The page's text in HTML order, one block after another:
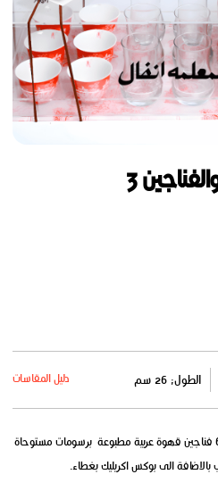
3
الطول: 26 سم دليل المقاسات
مجموعة من عدد 6 استكانات، 6 صحون و 6 فناجين قهوة عربية مطبوعة برسومات مستوحاة
بالاضافة الى بوكس اكريليك بغطاء.